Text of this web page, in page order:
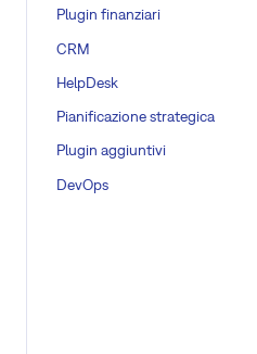
Plugin finanziari
CRM
HelpDesk
Pianificazione strategica
Plugin aggiuntivi
DevOps